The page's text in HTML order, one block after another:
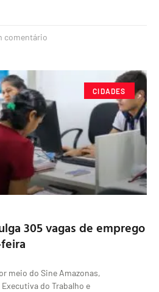
comentário
CIDADES
305 vagas de emprego
meio do Sine Amazonas,
do Trabalho e